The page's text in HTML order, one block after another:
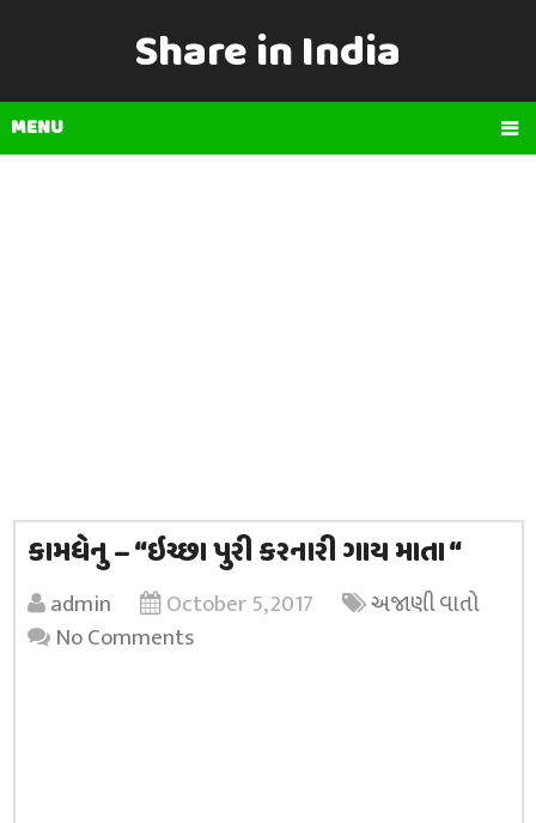
Share in India
MENU
કામધેનુ – “ઇચ્છા પુરી કરનારી ગાય માતા “
admin October 5, 2017
અજાણી વાતો
No Comments